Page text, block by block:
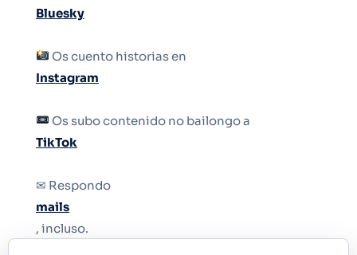
Bluesky
Os cuento historias en
Instagram
Os subo contenido no bailongo a
TikTok
✉ Respondo
mails
, incluso.